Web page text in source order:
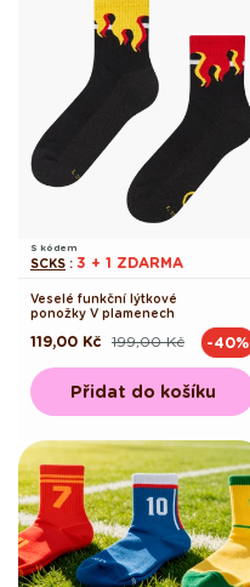
S kódem
SCKS : 3 + 1 ZDARMA
Veselé funkční lýtkové
ponožky V plamenech
Běžná
199,00 Kč
Výprodejová
119,00 Kč -40%
Přidat do košíku